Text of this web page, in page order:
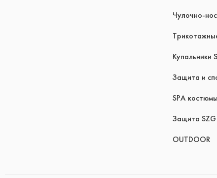
Чулочно-
Купальники
Защита и
SPA костюмы
Защита SZG
OUTDOOR